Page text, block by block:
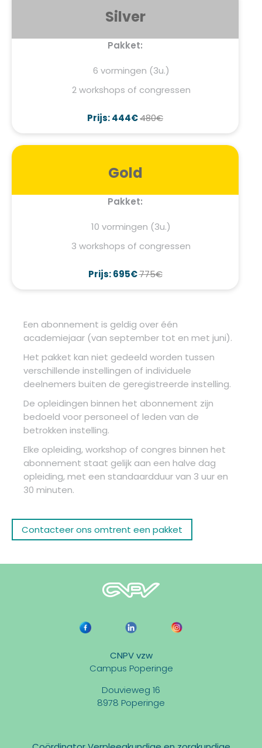
Silver
Pakket:
6 vormingen (3u.)
2 workshops of congressen
Prijs: 444€480€
Gold
Pakket:
10 vormingen (3u.)
3 workshops of congressen
Prijs: 695€775€
Een abonnement is geldig over één
academiejaar (van september tot en met juni).
Het pakket kan niet gedeeld worden tussen
verschillende instellingen of individuele
deelnemers buiten de geregistreerde instelling.
De opleidingen binnen het abonnement zijn
bedoeld voor personeel of leden van de
betrokken instelling.
Elke opleiding, workshop of congres binnen het
abonnement staat gelijk aan een halve dag
opleiding, met een standaardduur van 3 uur en
30 minuten.
Contacteer ons omtrent een pakket
CNPV vzw
Campus Poperinge
Douvieweg 16
8978 Poperinge